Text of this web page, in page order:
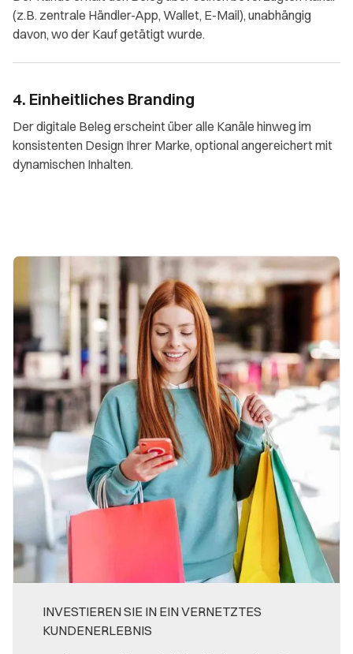
(z.B. zentrale Händler-App, Wallet, E-Mail), unabhängig
davon, wo der Kauf getätigt wurde.
4. Einheitliches Branding
Der digitale Beleg erscheint über alle Kanäle hinweg im
konsistenten Design Ihrer Marke, optional angereichert mit
dynamischen Inhalten.
INVESTIEREN SIE IN EIN VERNETZTES
KUNDENERLEBNIS